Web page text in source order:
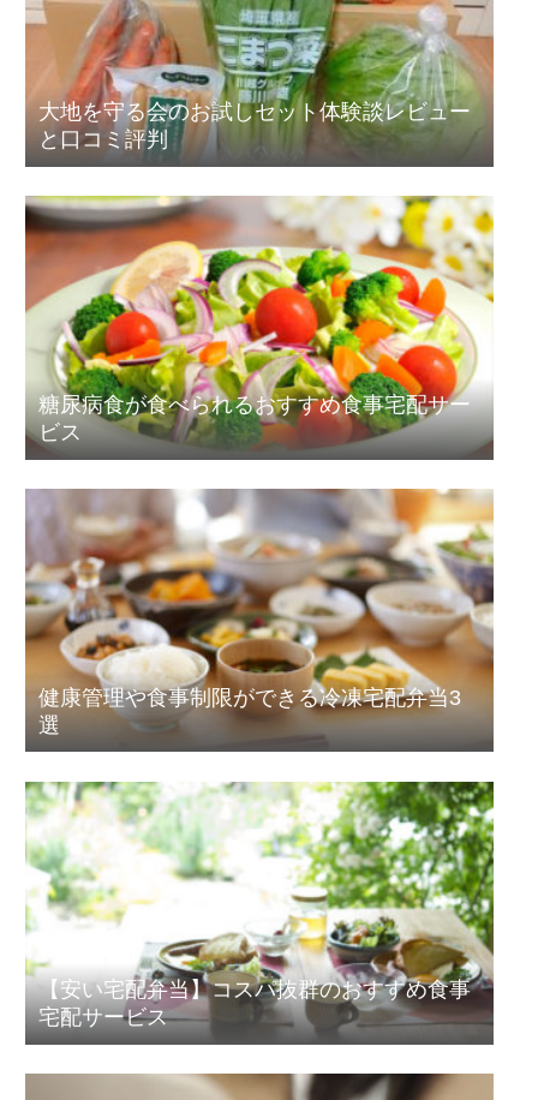
大地を守る会のお試しセット体験談レビュー
と口コミ評判
糖尿病食が食べられるおすすめ食事宅配サー
ビス
健康管理や食事制限ができる冷凍宅配弁当3
選
【安い宅配弁当】コスパ抜群のおすすめ食事
宅配サービス